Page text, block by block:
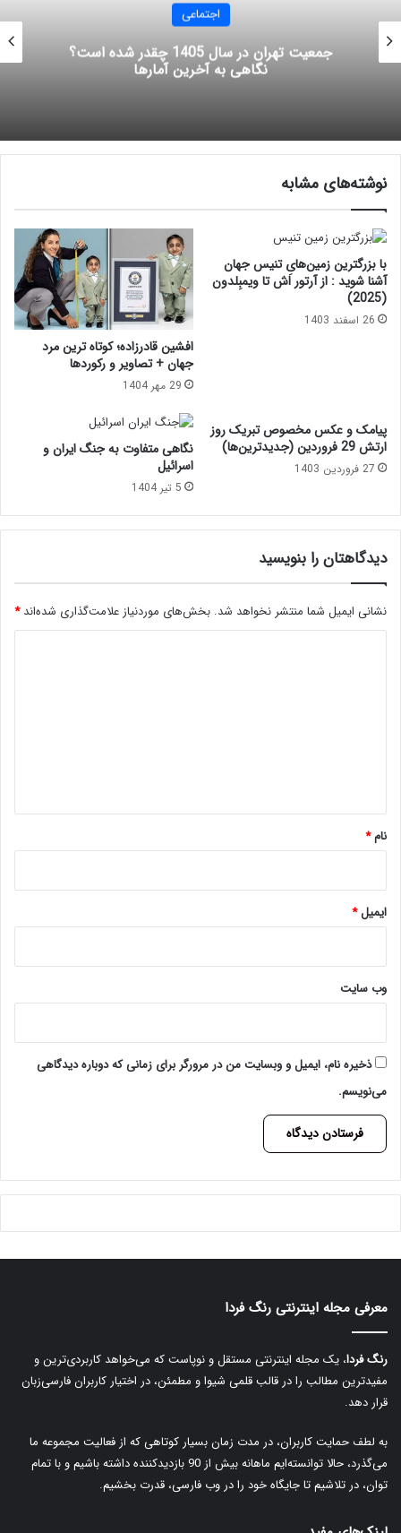
اجتماعی
جمعیت تهران در سال 1405 چقدر شده است؟
نگاهی به آخرین آمارها
نوشته‌های مشابه
با بزرگترین زمین‌های تنیس جهان
آشنا شوید : از آرتور اَش تا ویمبِلدون
(2025)
26 اسفند 1403
افشین قادرزاده؛ کوتاه ترین مرد
جهان + تصاویر و رکوردها
29 مهر 1404
پیامک و عکس مخصوص تبریک روز
ارتش 29 فروردین (جدیدترین‌ها)
27 فروردین 1403
نگاهی متفاوت به جنگ ایران و
اسرائیل
5 تیر 1404
دیدگاهتان را بنویسید
نشانی ایمیل شما منتشر نخواهد شد. بخش‌های موردنیاز علامت‌گذاری شده‌اند*
نام*
ایمیل*
وب‌ سایت
ذخیره نام، ایمیل و وبسایت من در مرورگر برای زمانی که دوباره دیدگاهی
می‌نویسم.
A
t
e
n
a
t
i
e
:
معرفی مجله اینترنتی رنگ فردا
رنگ فردا، یک مجله اینترنتی مستقل و نوپاست که می‌خواهد کاربردی‌ترین و
مفیدترین مطالب را در قالب قلمی شیوا و مطمئن، در اختیار کاربران فارسی‌زبان
قرار دهد.
به لطف حمایت کاربران، در مدت زمان بسیار کوتاهی که از فعالیت مجموعه ما
می‌گذرد، حالا توانسته‌ایم ماهانه بیش از 90 بازدیدکننده داشته باشیم و با تمام
توان، در تلاشیم تا جایگاه خود را در وب فارسی، قدرت بخشیم.